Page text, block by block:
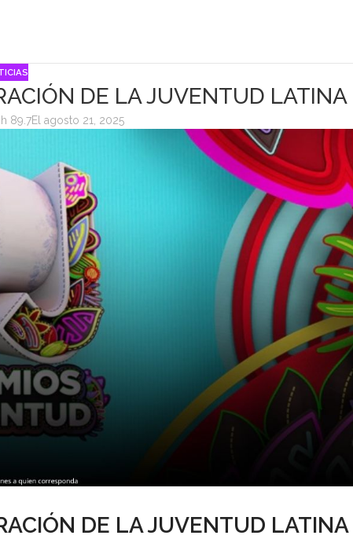
DE LA JUVENTUD LATINA
89.7El agosto 21, 2025
DE LA JUVENTUD LATINA